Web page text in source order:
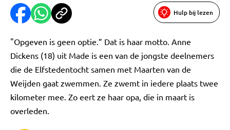
Hulp bij lezen
"Opgeven is geen optie.” Dat is haar motto. Anne
Dickens (18) uit Made is een van de jongste deelnemers
die de Elfstedentocht samen met Maarten van de
Weijden gaat zwemmen. Ze zwemt in iedere plaats twee
kilometer mee. Zo eert ze haar opa, die in maart is
overleden.